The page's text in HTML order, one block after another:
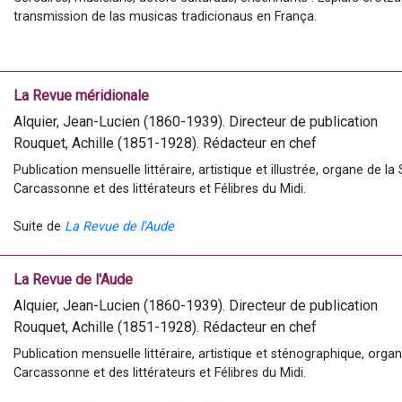
second mariage de son père, et, illégitimes, ses enfants.
Languedoc, une autre croisade anéantira le territoire, c’est la
commencera par le sac de Béziers en 1209 et se terminera, en
conclu par Blanche de Castille, et qui marquera la disparition du
Avec cette croisade, le paradigme change. On ne tuera pas
conquêtes territoriales et politiques, le Languedoc. Un épisode
de partage, caractéristique des pays d’Oc, qui avait côtoyé Al
siècles, en sera profondément troublé.
d’annexer la partie centrale des Pays d’Oc, devra affronter
Catalogne, pour le contrôle de la Méditerranée. Mais c’est une
transmission de las musicas tradicionaus en França.
La Revue méridionale
Alquier, Jean-Lucien (1860-1939). Directeur de publication
Rouquet, Achille (1851-1928). Rédacteur en chef
Publication mensuelle littéraire, artistique et illustrée, organe de la
Carcassonne et des littérateurs et Félibres du Midi.
Suite de La Revue de l'Aude
La Revue de l'Aude
Alquier, Jean-Lucien (1860-1939). Directeur de publication
Rouquet, Achille (1851-1928). Rédacteur en chef
Publication mensuelle littéraire, artistique et sténographique,
Carcassonne et des littérateurs et Félibres du Midi.